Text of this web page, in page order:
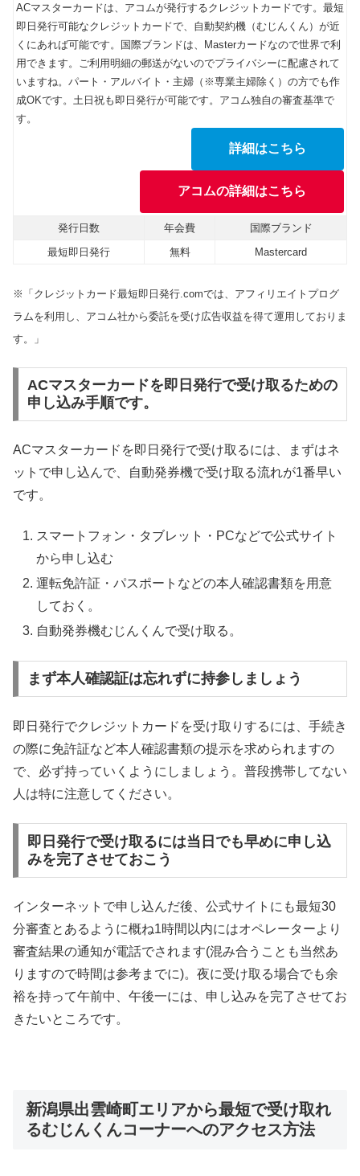
ACマスターカードは、アコムが発行するクレジットカードです。最短
即日発行可能なクレジットカードで、自動契約機（むじんくん）が近
くにあれば可能です。国際ブランドは、Masterカードなので世界で利
用できます。ご利用明細の郵送がないのでプライバシーに配慮されて
いますね。パート・アルバイト・主婦（※専業主婦除く）の方でも作
成OKです。土日祝も即日発行が可能です。アコム独自の審査基準で
す。
詳細はこちら
アコムの詳細はこちら
発行日数 年会費
国際ブランド
最短即日発行
無料 Mastercard
※「クレジットカード最短即日発行.comでは、アフィリエイトプログ
ラムを利用し、アコム社から委託を受け広告収益を得て運用しておりま
す。」
ACマスターカードを即日発行で受け取るための
申し込み手順です。
ACマスターカードを即日発行で受け取るには、まずはネ
ットで申し込んで、自動発券機で受け取る流れが1番早い
です。
スマートフォン・タブレット・PCなどで公式サイト
から申し込む
運転免許証・パスポートなどの本人確認書類を用意
しておく。
自動発券機むじんくんで受け取る。
まず本人確認証は忘れずに持参しましょう
即日発行でクレジットカードを受け取りするには、手続き
の際に免許証など本人確認書類の提示を求められますの
で、必ず持っていくようにしましょう。普段携帯してない
人は特に注意してください。
即日発行で受け取るには当日でも早めに申し込
みを完了させておこう
インターネットで申し込んだ後、公式サイトにも最短30
分審査とあるように概ね1時間以内にはオペレーターより
審査結果の通知が電話でされます(混み合うことも当然あ
りますので時間は参考までに)。夜に受け取る場合でも余
裕を持って午前中、午後一には、申し込みを完了させてお
きたいところです。
新潟県出雲崎町エリアから最短で受け取れ
るむじんくんコーナーへのアクセス方法